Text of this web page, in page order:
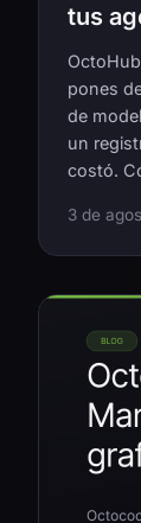
tus
pones
de
un
costó.
3 de